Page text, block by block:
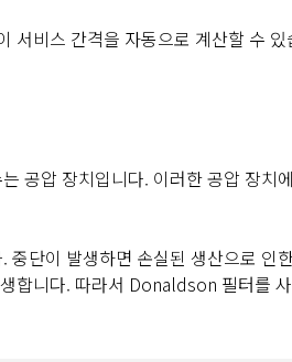
비스 간격을 자동으로 계산할 수 있
공압 장치입니다. 이러한 공압 장치
단이 발생하면 손실된 생산으로 인
합니다. 따라서 Donaldson 필터를